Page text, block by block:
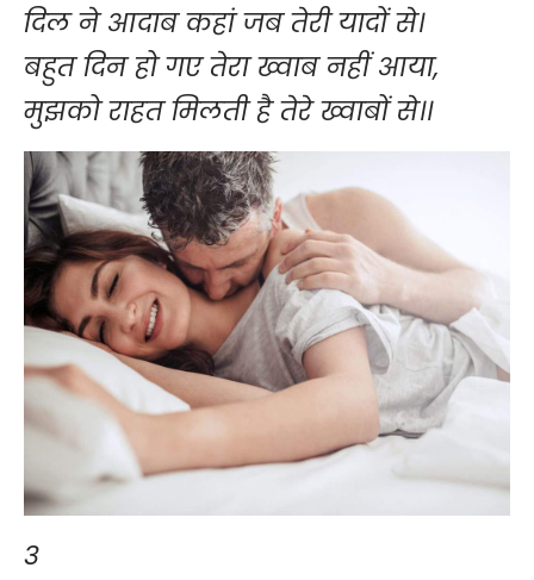
दिल ने आदाब कहां जब तेरी यादों से।
बहुत दिन हो गए तेरा ख्वाब नहीं आया,
मुझको राहत मिलती है तेरे ख्वाबों से।।
3